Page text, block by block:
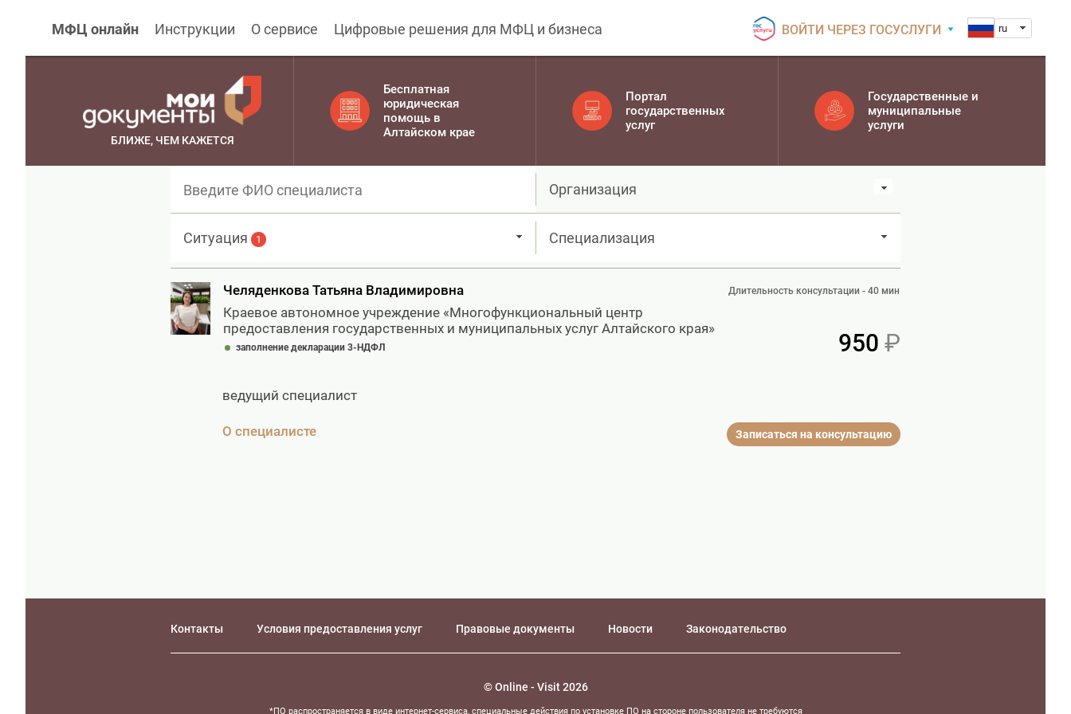
МФЦ онлайн Инструкции О сервисе Цифровые решения для МФЦ и бизнеса ВОЙТИ ЧЕРЕЗ ГОСУСЛУГИ ru
БЛИЖЕ, ЧЕМ КАЖЕТСЯ
Бесплатная
юридическая
помощь в
Алтайском крае
Портал
государственных
услуг
Государственные и
муниципальные
услуги
Организация
Ситуация 1 Специализация
Челяденкова Татьяна Владимировна
Краевое автономное учреждение «Многофункциональный центр
предоставления государственных и муниципальных услуг Алтайского края»
Длительность консультации - 40 мин
заполнение декларации 3-НДФЛ 950
ведущий специалист
О специалисте Записаться на консультацию
Контакты Условия предоставления услуг Правовые документы Новости Законодательство
© Online - Visit 2026
*ПО распространяется в виде интернет-сервиса, специальные действия по установке ПО на стороне пользователя не требуются